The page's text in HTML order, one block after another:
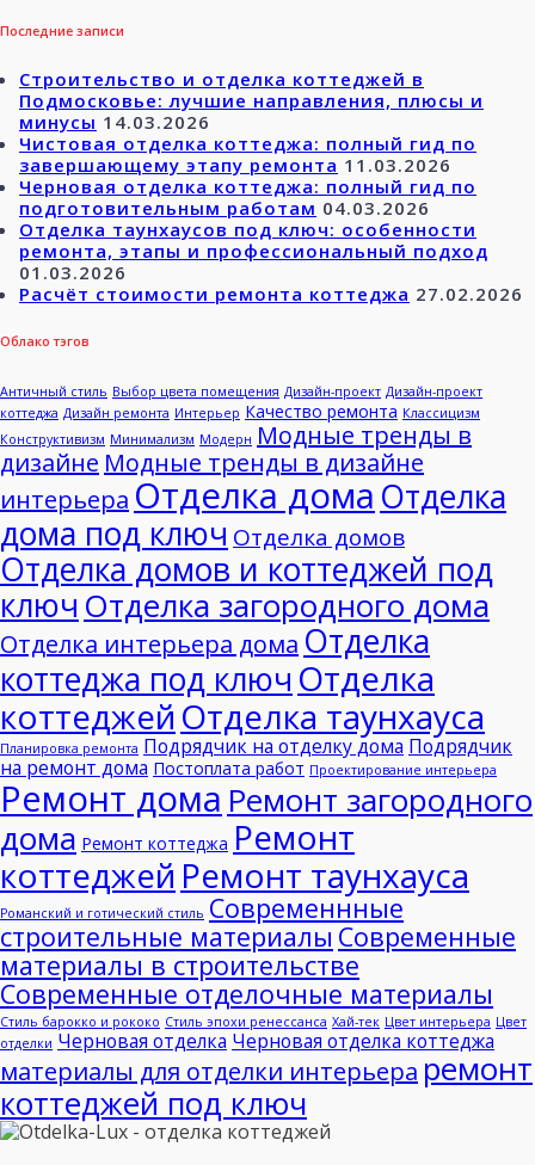
Последние записи
Строительство и отделка коттеджей в
Подмосковье: лучшие направления, плюсы и
минусы 14.03.2026
Чистовая отделка коттеджа: полный гид по
завершающему этапу ремонта 11.03.2026
Черновая отделка коттеджа: полный гид по
подготовительным работам 04.03.2026
Отделка таунхаусов под ключ: особенности
ремонта, этапы и профессиональный подход
01.03.2026
Расчёт стоимости ремонта коттеджа 27.02.2026
Облако тэгов
Античный стиль Выбор цвета помещения Дизайн-проект Дизайн-проект
коттеджа Дизайн ремонта Интерьер Качество ремонта Классицизм
Конструктивизм Минимализм Модерн Модные тренды в
дизайне Модные тренды в дизайне
интерьера Отделка дома Отделка
дома под ключ Отделка домов
Отделка домов и коттеджей под
ключ Отделка загородного дома
Отделка интерьера дома Отделка
коттеджа под ключ Отделка
коттеджей Отделка таунхауса
Планировка ремонта Подрядчик на отделку дома Подрядчик
на ремонт дома Постоплата работ Проектирование интерьера
Ремонт дома Ремонт загородного
дома Ремонт коттеджа Ремонт
коттеджей Ремонт таунхауса
Романский и готический стиль Современнные
строительные материалы Современные
материалы в строительстве
Современные отделочные материалы
Стиль барокко и рококо Стиль эпохи ренессанса Хай-тек Цвет интерьера Цвет
отделки Черновая отделка Черновая отделка коттеджа
материалы для отделки интерьера ремонт
коттеджей под ключ